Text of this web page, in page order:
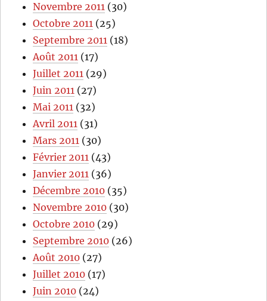
Novembre 2011 (30)
Octobre 2011 (25)
Septembre 2011 (18)
Août 2011 (17)
Juillet 2011 (29)
Juin 2011 (27)
Mai 2011 (32)
Avril 2011 (31)
Mars 2011 (30)
Février 2011 (43)
Janvier 2011 (36)
Décembre 2010 (35)
Novembre 2010 (30)
Octobre 2010 (29)
Septembre 2010 (26)
Août 2010 (27)
Juillet 2010 (17)
Juin 2010 (24)